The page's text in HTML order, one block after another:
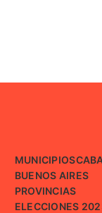
MUNICIPIOS
BUENOS AIRES
PROVINCIAS
ELECCIONES